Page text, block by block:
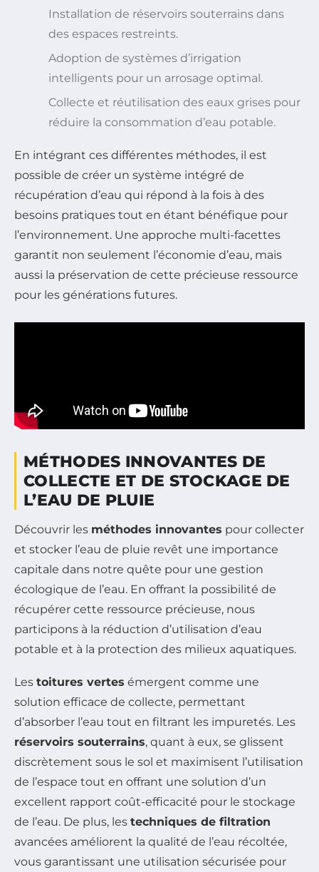
Installation de réservoirs souterrains dans
des espaces restreints.
Adoption de systèmes d’irrigation
intelligents pour un arrosage optimal.
Collecte et réutilisation des eaux grises pour
réduire la consommation d’eau potable.
En intégrant ces différentes méthodes, il est
possible de créer un système intégré de
récupération d’eau qui répond à la fois à des
besoins pratiques tout en étant bénéfique pour
l’environnement. Une approche multi-facettes
garantit non seulement l’économie d’eau, mais
aussi la préservation de cette précieuse ressource
pour les générations futures.
MÉTHODES INNOVANTES DE
COLLECTE ET DE STOCKAGE DE
L’EAU DE PLUIE
Découvrir les méthodes innovantes pour collecter
et stocker l’eau de pluie revêt une importance
capitale dans notre quête pour une gestion
écologique de l’eau. En offrant la possibilité de
récupérer cette ressource précieuse, nous
participons à la réduction d’utilisation d’eau
potable et à la protection des milieux aquatiques.
Les toitures vertes émergent comme une
solution efficace de collecte, permettant
d’absorber l’eau tout en filtrant les impuretés. Les
réservoirs souterrains, quant à eux, se glissent
discrètement sous le sol et maximisent l’utilisation
de l’espace tout en offrant une solution d’un
excellent rapport coût-efficacité pour le stockage
de l’eau. De plus, les techniques de filtration
avancées améliorent la qualité de l’eau récoltée,
vous garantissant une utilisation sécurisée pour